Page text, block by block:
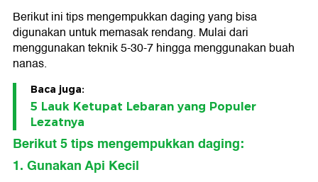
Berikut ini tips mengempukkan daging yang bisa
digunakan untuk memasak rendang. Mulai dari
menggunakan teknik 5-30-7 hingga menggunakan buah
nanas.
Baca juga:
5 Lauk Ketupat Lebaran yang Populer
Lezatnya
Berikut 5 tips mengempukkan daging:
1. Gunakan Api Kecil